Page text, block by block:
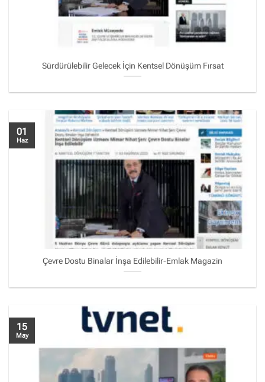
Sürdürülebilir Gelecek İçin Kentsel Dönüşüm Fırsat
Çevre Dostu Binalar İnşa Edilebilir-Emlak Magazin
01
Haz
15
May